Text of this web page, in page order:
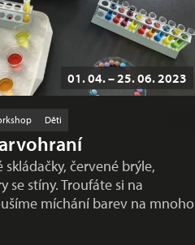
01. 04. – 25. 06. 2023
Děti
skládačky, červené brýle,
se stíny. Troufáte si na
míchání barev na mnoho